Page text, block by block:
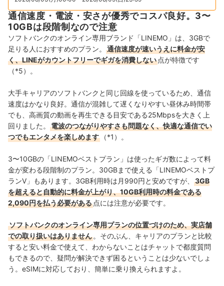
通信速度・電波・安さが優秀でコスパ良好。3〜
10GBは段階制なので注意
ソフトバンクのオンライン専用ブランド「LINEMO」は、3GBで
足りる人におすすめのプラン。
通信速度が速いうえに料金が安
く、LINEがカウントフリーでギガを消費しない 点が特徴です
（*5）。
大手キャリアのソフトバンクと同じ回線を使っているため、通信
速度はかなり良好。通信が混雑して遅くなりやすい昼休み時間帯
でも、 高画質の動画を再生できる目安である25Mbpsを大きく上
回りました。
電波のつながりやすさも問題なく、快適な通信でい
つでもエンタメを楽しめます
（*1）。
3〜10GBの「LINEMOベストプラン」は使ったギガ数によって料
金が変わる段階制のプラン。30GBまで使える「LINEMOベストプ
ランV」もあります。3GB利用時は月990円と安めですが、
3GB
を超えると自動的に料金が上がり、10GB利用時の料金である
2,090円を払う必要がある 点には注意が必要です。
ソフトバンクのオンライン専用プランの位置づけのため、実店舗
での取り扱いはありません 。そのぶん、キャリアのプランと比較
すると安い料金で使えて、わからないことはチャットで都度質問
もできるので、疑問が解決できず困るということは少ないでしょ
う。eSIMに対応しており、簡単に乗り換えられますよ。